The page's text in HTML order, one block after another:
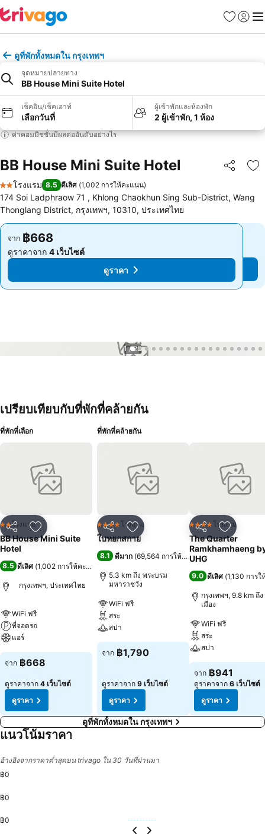
รายการโป
เข้าสู่ร
เมนู
ดูที่พักทั้งหมดใน กรุงเทพฯ
จุดหมายปลายทาง
BB House Mini Suite Hotel
เช็คอิน/เช็คเอาท์
เลือกวันที่
ผู้เข้าพักและห้องพัก
2 ผู้เข้าพัก, 1 ห้อง
ค่าคอมมิชชั่นมีผลต่ออันดับอย่างไร
BB House Mini Suite Hotel แชร์
เ
2 ดาว
โรงแรม 8.5 ดีเลิศ (1,002 การให้คะแนน)
174 Soi Ladphraow 71 , Khlong Chaokhun Sing Sub-District, Wang
Thonglang District, กรุงเทพฯ, 10310, ประเทศไทย
จาก ฿668
ดูราคาจาก 4 เว็บไซต์
ดูราคา
จาก ฿668
ดูราคาจาก 4 เว็บไซต์
ดูราคา
1 / 22
เปรียบเทียบกับที่พักที่คล้ายกัน
ที่พักที่เลือก
แชร์ เพิ่มในรายการโปรด
2 ดาวโรงแรม
BB House Mini Suite
Hotel
8.5 ดีเลิศ (1,002 การให้คะแนน
กรุงเทพฯ, ประเทศไทย
WiFi ฟรี
ที่จอดรถ
แอร์
จาก ฿668
ดูราคาจาก 4 เว็บไซต์
ดูราคา
ที่พักที่คล้ายกัน
แชร์ เพิ่มในรายการโปรด
4 ดาว โรงแรม
ใบหยกสกาย
8.1 ดีมาก (69,564 การให้คะแนน)
5.3 km ถึง พระบรม
มหาราชวัง
WiFi ฟรี
สระ
สปา
จาก ฿1,790
ดูราคาจาก 9 เว็บไซต์
ดูราคา
แชร์ เพิ่มในรา
4 ดาว โรงแรม
The Quarter
Ramkhamhaeng
UHG
9.0 ดีเลิศ (1,130 การ
กรุงเทพฯ, 9.8 km ถึ
เมือง
WiFi ฟรี
สระ
สปา
จาก ฿941
ดูราคาจาก 6 เว็บไซต์
ดูราคา
ดูที่พักทั้งหมดใน กรุงเทพฯ
แนวโน้มราคา
อ้างอิงจากราคาต่ำสุดบน trivago ใน 30 วันที่ผ่านมา
฿0
฿0
฿0